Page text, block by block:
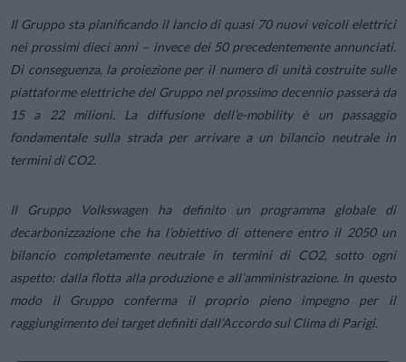
Il Gruppo sta pianificando il lancio di quasi 70 nuovi veicoli elettrici
nei prossimi dieci anni – invece dei 50 precedentemente annunciati.
Di conseguenza, la proiezione per il numero di unità costruite sulle
piattaforme elettriche del Gruppo nel prossimo decennio passerà da
15 a 22 milioni. La diffusione dell’e-mobility è un passaggio
fondamentale sulla strada per arrivare a un bilancio neutrale in
termini di CO2.
Il Gruppo Volkswagen ha definito un programma globale di
decarbonizzazione che ha l’obiettivo di ottenere entro il 2050 un
bilancio completamente neutrale in termini di CO2, sotto ogni
aspetto: dalla flotta alla produzione e all’amministrazione. In questo
modo il Gruppo conferma il proprio pieno impegno per il
raggiungimento dei target definiti dall’Accordo sul Clima di Parigi.